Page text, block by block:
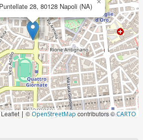
28, 80128 Napoli (NA)
Leaflet | ©OpenStreetMap contributors ©CARTO